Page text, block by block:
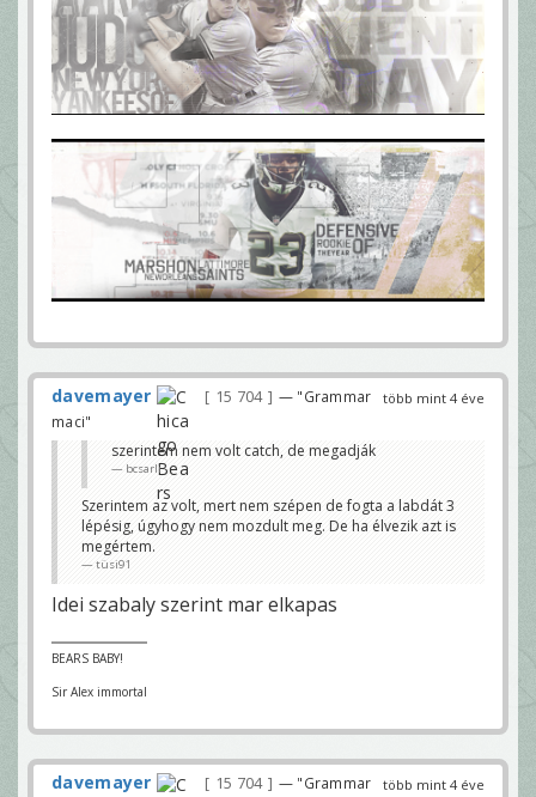
több mint 4 éve
davemayer 15 704
— "Grammar
maci"
szerintem nem volt catch, de megadják
bcsarli
Szerintem az volt, mert nem szépen de fogta a labdát 3
lépésig, úgyhogy nem mozdult meg. De ha élvezik azt is
megértem.
tüsi91
Idei szabaly szerint mar elkapas
BEARS BABY!
Sir Alex immortal
több mint 4 éve
davemayer 15 704
— "Grammar